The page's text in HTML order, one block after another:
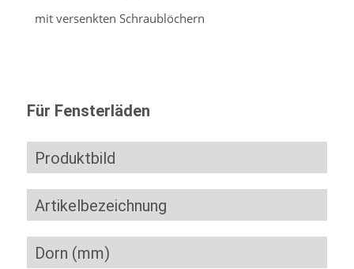
mit versenkten Schraublöchern
Für Fensterläden
Produktbild
Artikelbezeichnung
Dorn (mm)